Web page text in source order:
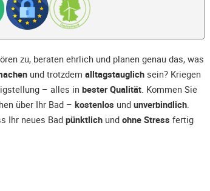
zu, beraten ehrlich und planen genau das, was
und trotzdem alltagstauglich sein? Kriegen
– alles in bester Qualität. Kommen Sie
über Ihr Bad – kostenlos und unverbindlich.
Ihr neues Bad pünktlich und ohne Stress fertig